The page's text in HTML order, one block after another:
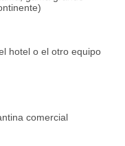
hotel o el otro equipo
comercial